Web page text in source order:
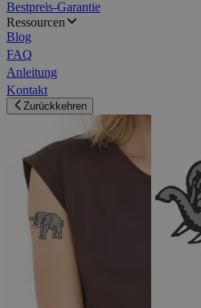
Bestpreis-Garantie
Ressourcen
Blog
FAQ
Anleitung
Kontakt
Zurückkehren